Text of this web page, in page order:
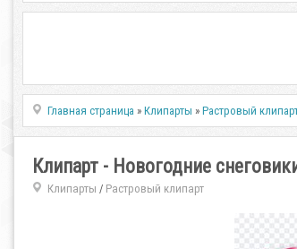
Главная страница »Клипарты »Растровый
Клипарт - Новогодние
Клипарты / Растровый клипарт